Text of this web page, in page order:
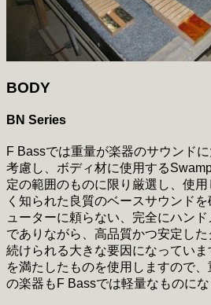
BODY
BN Series
F Bassでは重量が楽器のサウンド
考慮し、ボディ材に使用する
定の範囲のものに限り厳選し、使
く知られた良質のベースサウンド
ューターに頼らない、完全にハン
でありながら、高品質かつ安定し
続けられる大きな要因になってい
を満たしたものを使用しますので
の楽器もF Bassでは軽量なものにな